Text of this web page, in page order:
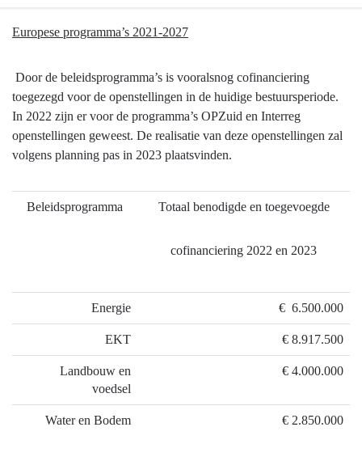
Terug
navigatie
Europese
programma’s
gekost
Europese programma’s 2021-2027
Door de beleidsprogramma’s is vooralsnog cofinanciering
toegezegd voor de openstellingen in de huidige bestuursperiode.
In 2022 zijn er voor de programma’s OPZuid en Interreg
openstellingen geweest. De realisatie van deze openstellingen zal
volgens planning pas in 2023 plaatsvinden.
Beleidsprogramma Totaal benodigde en toegevoegde
cofinanciering 2022 en 2023
Energie € 6.500.000
EKT € 8.917.500
Landbouw en
voedsel
€ 4.000.000
Water en Bodem € 2.850.000